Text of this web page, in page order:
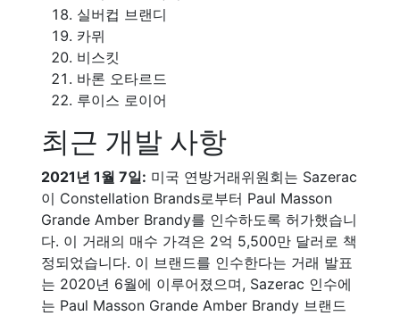
실버컵 브랜디
카뮈
비스킷
바론 오타르드
루이스 로이어
최근 개발 사항
2021년 1월 7일: 미국 연방거래위원회는 Sazerac
이 Constellation Brands로부터 Paul Masson
Grande Amber Brandy를 인수하도록 허가했습니
다. 이 거래의 매수 가격은 2억 5,500만 달러로 책
정되었습니다. 이 브랜드를 인수한다는 거래 발표
는 2020년 6월에 이루어졌으며, Sazerac 인수에
는 Paul Masson Grande Amber Brandy 브랜드